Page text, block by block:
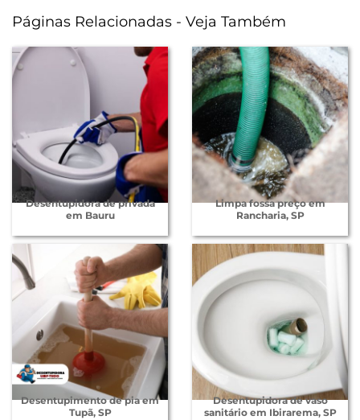
Páginas Relacionadas - Veja Também
Desentupidora de privada
em Bauru
Limpa fossa preço em
Rancharia, SP
Desentupimento de pia em
Tupã, SP
Desentupidora de vaso
sanitário em Ibirarema, SP